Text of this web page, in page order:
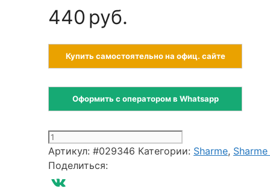
440 руб.
Купить самостоятельно на офиц. сайте
Оформить с оператором в Whatsapp
Количество
товара
Бурлящий
шар
Артикул: #029346 Категории: Sharme,
Поделиться: